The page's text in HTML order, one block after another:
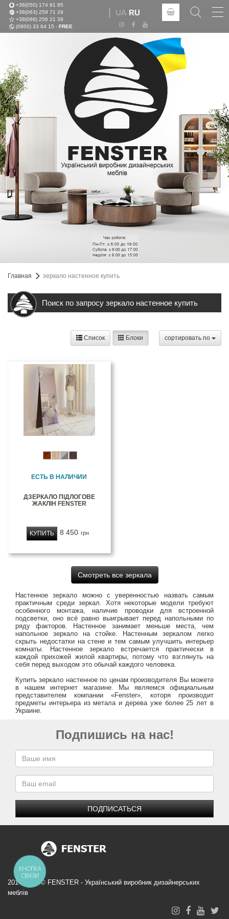
+38(050) 174 91 85
+38(063) 259 71 29
+38(068) 256 21 39
(0800) 33 64 15 - FREE
UA RU
Главная зеркало настенное купить
Поиск по запросу зеркало настенное купить
cортировать по
Список Блоки
ЕСТЬ В НАЛИЧИИ
ДЗЕРКАЛО ПІДЛОГОВЕ
ЖАКЛІН FENSTER
8 450 грн
КУПИТЬ
Смотреть все зеркала
Настенное зеркало можно с уверенностью назвать самым
практичным среди зеркал. Хотя некоторые модели требуют
особенного монтажа, наличие проводки для встроенной
подсветки, оно всё равно выигрывает перед напольными по
ряду факторов. Настенное занимает меньше места, чем
напольное зеркало на стойке. Настенным зеркалом легко
скрыть недостатки на стене и тем самым улучшить интерьер
комнаты. Настенное зеркало встречается практически в
каждой прихожей жилой квартиры, потому что взглянуть на
себя перед выходом это обычай каждого человека.
Купить зеркало настенное по ценам производителя Вы можете
в нашем интернет магазине. Мы являемся официальным
представителем компании «Fenster», которя производит
предметы интерьера из метала и дерева уже более 25 лет в
Украине.
Подпишись на нас!
ПОДПИСАТЬСЯ
2014-2026 © FENSTER - Український виробник дизайнерських
меблів
КНОПКА
СВЯЗИ